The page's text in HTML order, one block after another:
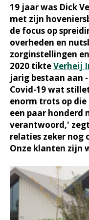
19 jaar was Dick
met zijn
de focus op
overheden en
zorginstellingen
2020 tikteVerheij
jarig bestaan aan
Covid-19 wat
enorm trots op
een paar honderd
verantwoord,'
relaties zeker nog
Onze klanten zijn